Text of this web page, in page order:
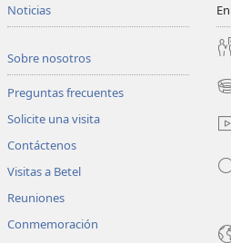
Noticias
Sobre nosotros
Preguntas frecuentes
Solicite una visita
Contáctenos
Visitas a Betel
Reuniones
Conmemoración